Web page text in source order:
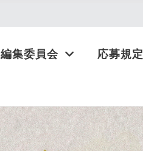
編集委員会 応募規定